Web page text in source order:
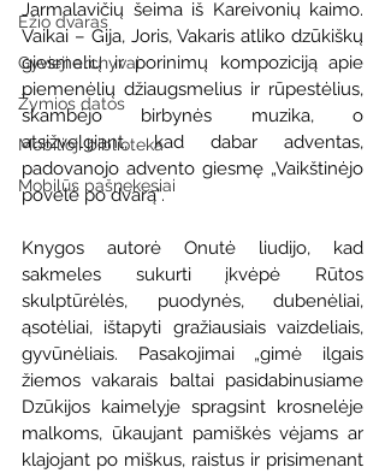
Ežio dvaras
Gyvieji archyvai
Žymios datos
Mobilioji biblioteka
Mobilūs pašnekesiai
Jarmalavičių šeima iš Kareivonių kaimo.
Vaikai – Gija, Joris, Vakaris atliko dzūkiškų
giesmelių ir porinimų kompoziciją apie
piemenėlių džiaugsmelius ir rūpestėlius,
skambėjo birbynės muzika, o
atsižvelgiant, kad dabar adventas,
padovanojo advento giesmę „Vaikštinėjo
povelė po dvarą“.
Knygos autorė Onutė liudijo, kad
sakmeles sukurti įkvėpė Rūtos
skulptūrėlės, puodynės, dubenėliai,
ąsotėliai, ištapyti gražiausiais vaizdeliais,
gyvūnėliais. Pasakojimai „gimė ilgais
žiemos vakarais baltai pasidabinusiame
Dzūkijos kaimelyje spragsint krosnelėje
malkoms, ūkaujant pamiškės vėjams ar
klajojant po miškus, raistus ir prisimenant